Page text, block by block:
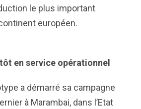
le plus important
européen.
en service opérationnel
a démarré sa campagne
à Marambai, dans l’Etat